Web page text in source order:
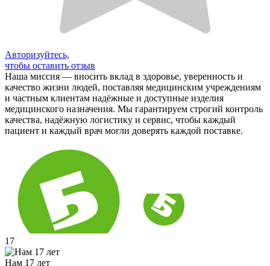
Авторизуйтесь,
чтобы оставить отзыв
Наша миссия — вносить вклад в здоровье, уверенность и
качество жизни людей, поставляя медицинским учреждениям
и частным клиентам надёжные и доступные изделия
медицинского назначения. Мы гарантируем строгий контроль
качества, надёжную логистику и сервис, чтобы каждый
пациент и каждый врач могли доверять каждой поставке.
17
Нам 17 лет